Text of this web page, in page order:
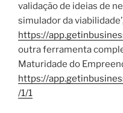
validação de ideias de
simulador da
https://
outra ferramenta
Maturidade do
https://
/1/1